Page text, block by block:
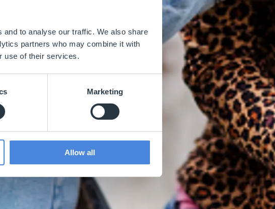
to analyse our traffic. We also share
partners who may combine it with
use of their services.
Marketing
Allow all